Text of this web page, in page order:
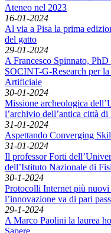
Ateneo nel 2023
16-01-2024
Al via a Pisa la prima
del gatto
29-01-2024
A Francesco Spinnato,
SOCINT-G-Research per
Artificiale
30-01-2024
Missione archeologica
l’archivio dell’antica città
31-01-2024
Aspettando Converging
31-01-2024
Il professor Forti
dell’Istituto Nazionale di
30-1-2024
Protocolli Internet più
l’innovazione va di pari
29-1-2024
A Marco Paolini la laurea